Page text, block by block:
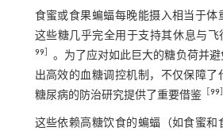
食蜜或食果蝙蝠每晚能摄入相当于体
这些糖几乎完全用于支持其休息与飞
99］ 。为了应对如此巨大的糖负荷并
出高效的血糖调控机制，不仅保障了
糖尿病的防治研究提供了重要借鉴［ 99
这些依赖高糖饮食的蝙蝠（如食蜜和